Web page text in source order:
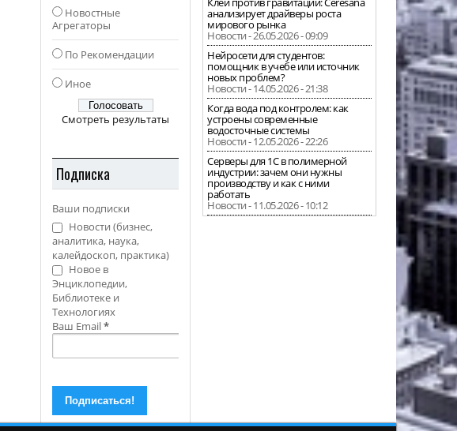
Новостные
Агрегаторы
По Рекомендации
Иное
Смотреть результаты
Подписка
Ваши подписки
Новости (бизнес,
аналитика, наука,
калейдоскоп, практика)
Новое в
Энциклопедии,
Библиотеке и
Технологиях
Ваш Email*
анализирует драйверы роста
мирового рынка
Новости - 26.05.2026 - 09:09
Нейросети для студентов:
помощник в учебе или источник
новых проблем?
Новости - 14.05.2026 - 21:38
Когда вода под контролем: как
устроены современные
водосточные системы
Новости - 12.05.2026 - 22:26
Серверы для 1С в полимерной
индустрии: зачем они нужны
производству и как с ними
работать
Новости - 11.05.2026 - 10:12